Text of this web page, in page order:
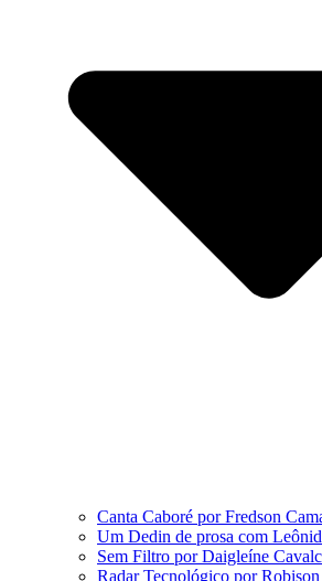
Canta Caboré por Fredson
Um Dedin de prosa com
Sem Filtro por Daigleíne
Radar Tecnológico por